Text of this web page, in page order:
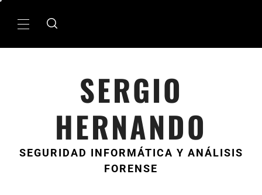
MenÃº
SERGIO
HERNANDO
SEGURIDAD INFORMÁTICA Y ANÁLISIS
FORENSE